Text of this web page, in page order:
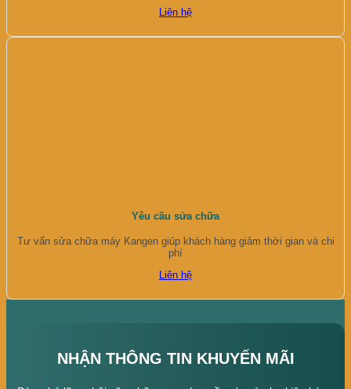
Liên hệ
Yêu cầu sửa chữa
Tư vấn sửa chữa máy Kangen giúp khách hàng giảm thời gian và chi
phí
Liên hệ
NHẬN THÔNG TIN KHUYẾN MÃI